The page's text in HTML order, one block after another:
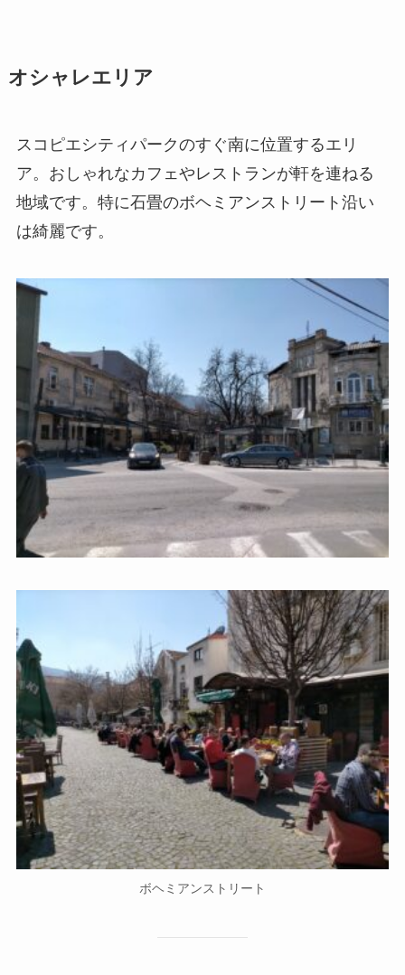
オシャレエリア
スコピエシティパークのすぐ南に位置するエリ
ア。おしゃれなカフェやレストランが軒を連ねる
地域です。特に石畳のボヘミアンストリート沿い
は綺麗です。
ボヘミアンストリート